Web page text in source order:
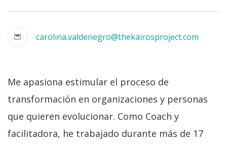
carolina.valdenegro@thekairosproject.com
Me apasiona estimular el proceso de
transformación en organizaciones y personas
que quieren evolucionar. Como Coach y
facilitadora, he trabajado durante más de 17